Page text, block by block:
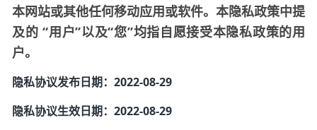
本网站或其他任何移动应用或软件。本隐私政策中提
及的 “用户”以及“您”均指自愿接受本隐私政策的用
户。
隐私协议发布日期：2022-08-29
隐私协议生效日期： 2022-08-29